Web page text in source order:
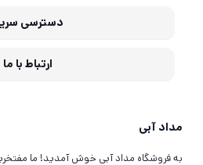
دسترسی
ارتباط با ما
مداد آبی
به فروشگاه مداد آبی خوش آمدید! ما